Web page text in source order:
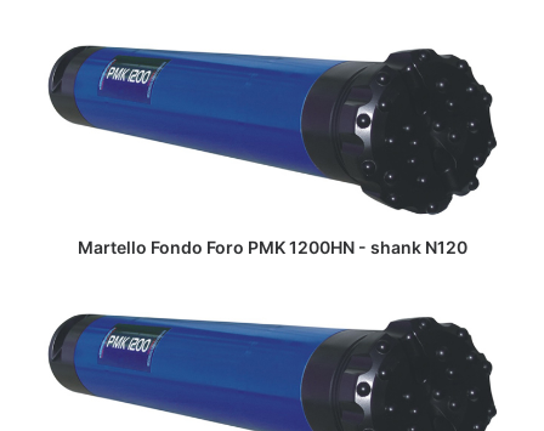
LEGGI TUTTO
Martello Fondo Foro PMK 1200HN - shank N120